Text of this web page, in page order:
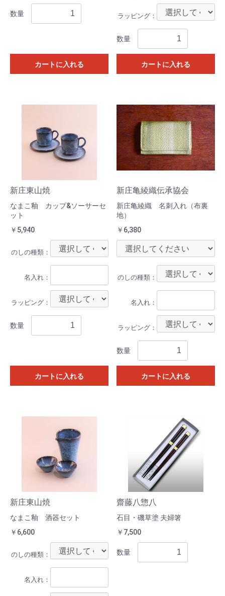
数量
カートに入れる
ラッピング：
数量
カートに入れる
新庄東山焼
なまこ釉 カップ&ソーサーセ
ット
￥5,940
のしの種類：
名入れ：
ラッピング：
数量
カートに入れる
新庄亀綾織伝承協会
新庄亀綾織 名刺入れ（布裏
地）
￥6,380
のしの種類：
名入れ：
ラッピング：
数量
カートに入れる
新庄東山焼
なまこ釉 酒器セット
￥6,600
のしの種類：
名入れ：
齋藤八惣八
石目・磯草塗 夫婦箸
￥7,500
数量